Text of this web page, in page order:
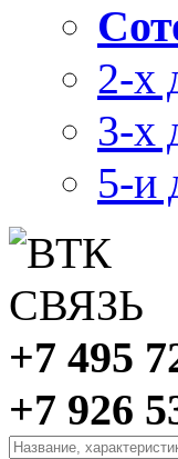
2-х
3-х
5-и
+7 495
+7 926